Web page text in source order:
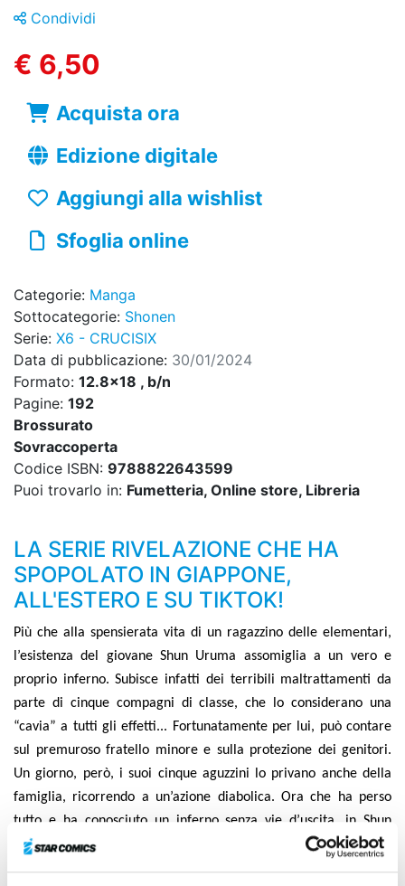
Condividi
€ 6,50
Acquista ora
Edizione digitale
Aggiungi alla wishlist
Sfoglia online
Categorie: Manga
Sottocategorie: Shonen
Serie: X6 - CRUCISIX
Data di pubblicazione: 30/01/2024
Formato: 12.8x18 , b/n
Pagine: 192
Brossurato
Sovraccoperta
Codice ISBN: 9788822643599
Puoi trovarlo in: Fumetteria, Online store, Libreria
LA SERIE RIVELAZIONE CHE HA
SPOPOLATO IN GIAPPONE,
ALL'ESTERO E SU TIKTOK!
Più che alla spensierata vita di un ragazzino delle elementari,
l’esistenza del giovane Shun Uruma assomiglia a un vero e
proprio inferno. Subisce infatti dei terribili maltrattamenti da
parte di cinque compagni di classe, che lo considerano una
“cavia” a tutti gli effetti... Fortunatamente per lui, può contare
sul premuroso fratello minore e sulla protezione dei genitori.
Un giorno, però, i suoi cinque aguzzini lo privano anche della
famiglia, ricorrendo a un’azione diabolica. Ora che ha perso
tutto e ha conosciuto un inferno senza vie d’uscita, in Shun
nasce un oscuro “desiderio”, che sotto la guida del nonno, ex